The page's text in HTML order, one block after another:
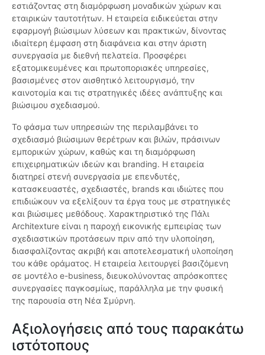
εστιάζοντας στη διαμόρφωση μοναδικών χώρων και
εταιρικών ταυτοτήτων. Η εταιρεία ειδικεύεται στην
εφαρμογή βιώσιμων λύσεων και πρακτικών, δίνοντας
ιδιαίτερη έμφαση στη διαφάνεια και στην άριστη
συνεργασία με διεθνή πελατεία. Προσφέρει
εξατομικευμένες και πρωτοποριακές υπηρεσίες,
βασισμένες στον αισθητικό λειτουργισμό, την
καινοτομία και τις στρατηγικές ιδέες ανάπτυξης και
βιώσιμου σχεδιασμού.
Το φάσμα των υπηρεσιών της περιλαμβάνει το
σχεδιασμό βιώσιμων θερέτρων και βιλών, πράσινων
εμπορικών χώρων, καθώς και τη διαμόρφωση
επιχειρηματικών ιδεών και branding. Η εταιρεία
διατηρεί στενή συνεργασία με επενδυτές,
κατασκευαστές, σχεδιαστές, brands και ιδιώτες που
επιδιώκουν να εξελίξουν τα έργα τους με στρατηγικές
και βιώσιμες μεθόδους. Χαρακτηριστικό της Πάλι
Architexture είναι η παροχή εικονικής εμπειρίας των
σχεδιαστικών προτάσεων πριν από την υλοποίηση,
διασφαλίζοντας ακριβή και αποτελεσματική υλοποίηση
του κάθε οράματος. Η εταιρεία λειτουργεί βασιζόμενη
σε μοντέλο e-business, διευκολύνοντας απρόσκοπτες
συνεργασίες παγκοσμίως, παράλληλα με την φυσική
της παρουσία στη Νέα Σμύρνη.
Αξιολογήσεις από τους παρακάτω
ιστότοπους